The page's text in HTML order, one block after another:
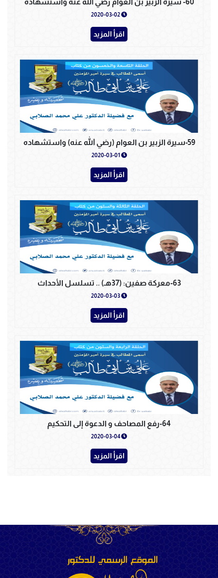
اقرأ المزيد
59-سيرة الزبير بن العوام (رضي الله عنه) واستشهاده
اقرأ المزيد
63-معركة صفين: (37هـ) .. تسلسل الأحداث
اقرأ المزيد
64-رفع المصاحف و الدعوة إلى التحكيم
2020-03-04
اقرأ المزيد